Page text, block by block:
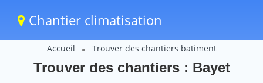
Chantier climatisation
Accueil Trouver des chantiers batiment
Trouver des chantiers : Bayet